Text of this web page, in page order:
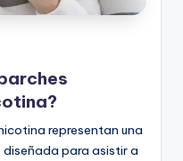
representan una
para asistir a